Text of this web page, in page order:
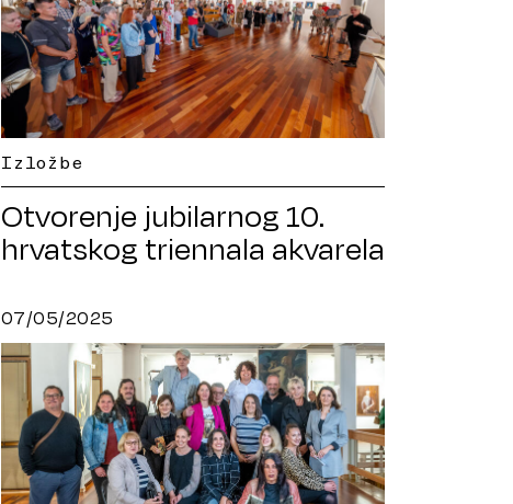
Izložbe
Otvorenje jubilarnog 10.
hrvatskog triennala akvarela
07/05/2025